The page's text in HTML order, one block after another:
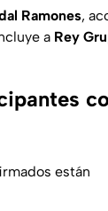
Ramones,
a Rey
están